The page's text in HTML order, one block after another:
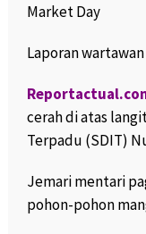
Market Day
Laporan
cerah di atas
Terpadu (SDIT)
Jemari mentari
pohon-pohon